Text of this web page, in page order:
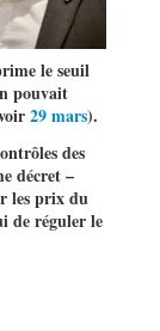
le seuil
pouvait
29 mars).
des
décret –
les prix du
de réguler le